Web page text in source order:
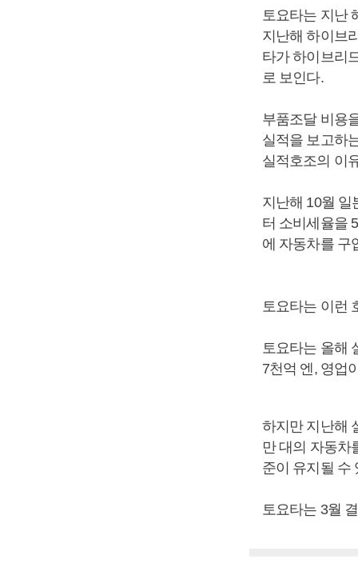
토요타는 지난
지난해 하이브
타가 하이브리
로 보인다.
부품조달 비용
실적을 보고하
실적호조의 이
지난해 10월 일
터 소비세율을
에 자동차를 구
토요타는 이런
토요타는 올해
7천억 엔, 영업
하지만 지난해
만 대의 자동차
준이 유지될 수
토요타는 3월